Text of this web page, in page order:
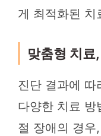
게 최적화된 치
맞춤형 치료
진단 결과에 따
다양한 치료 방
절 장애의 경우,